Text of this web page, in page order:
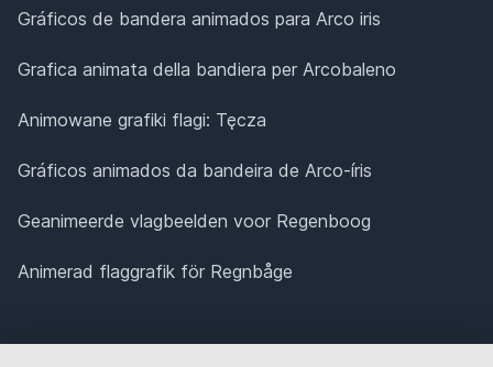
Gráficos de bandera animados para Arco iris
Grafica animata della bandiera per Arcobaleno
Animowane grafiki flagi: Tęcza
Gráficos animados da bandeira de Arco-íris
Geanimeerde vlagbeelden voor Regenboog
Animerad flaggrafik för Regnbåge